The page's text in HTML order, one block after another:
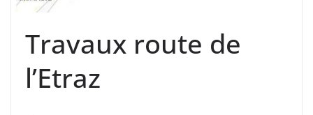
Travaux route de
l’Etraz